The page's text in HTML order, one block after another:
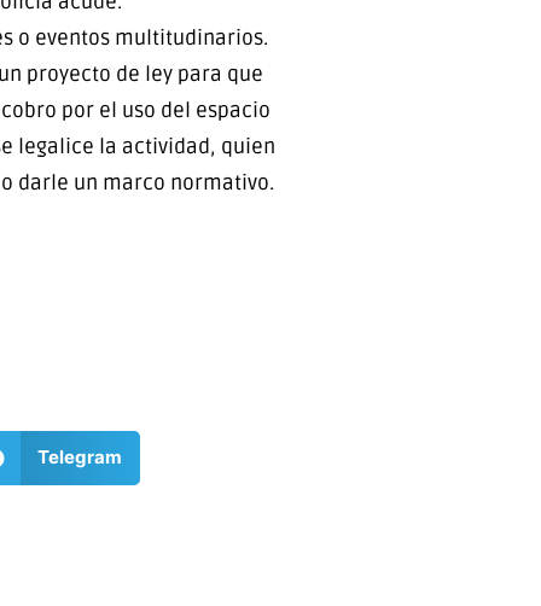
o eventos multitudinarios.
proyecto de ley para que
por el uso del espacio
legalice la actividad, quien
darle un marco normativo.
Telegram